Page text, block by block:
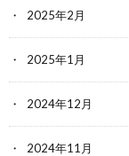
2025年2月
2025年1月
2024年12月
2024年11月